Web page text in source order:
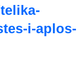
i-aplos-